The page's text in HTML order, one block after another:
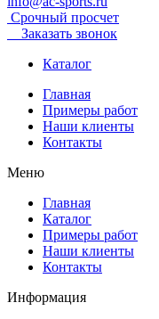
Срочный просчет
Заказать звонок
Каталог
Главная
Примеры работ
Наши клиенты
Контакты
Меню
Главная
Каталог
Примеры работ
Наши клиенты
Контакты
Информация